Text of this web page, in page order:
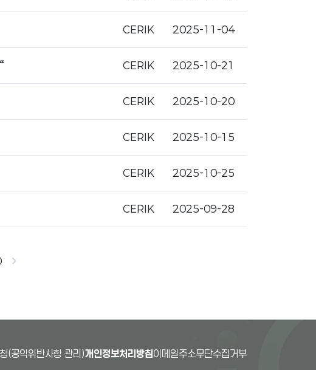
CERIK 2025-11-04
CERIK 2025-10-21
CERIK 2025-10-20
CERIK 2025-10-15
CERIK 2025-10-25
CERIK 2025-09-28
chevron_right
(공익위반사항 관리)개인정보처리방침이메일주소무단수집거부